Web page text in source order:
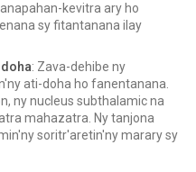
kevitra ary ho
sy fitantanana ilay
: Zava-dehibe ny
ati-doha ho fanentanana.
ny nucleus subthalamic na
mahazatra. Ny tanjona
soritr'aretin'ny marary sy